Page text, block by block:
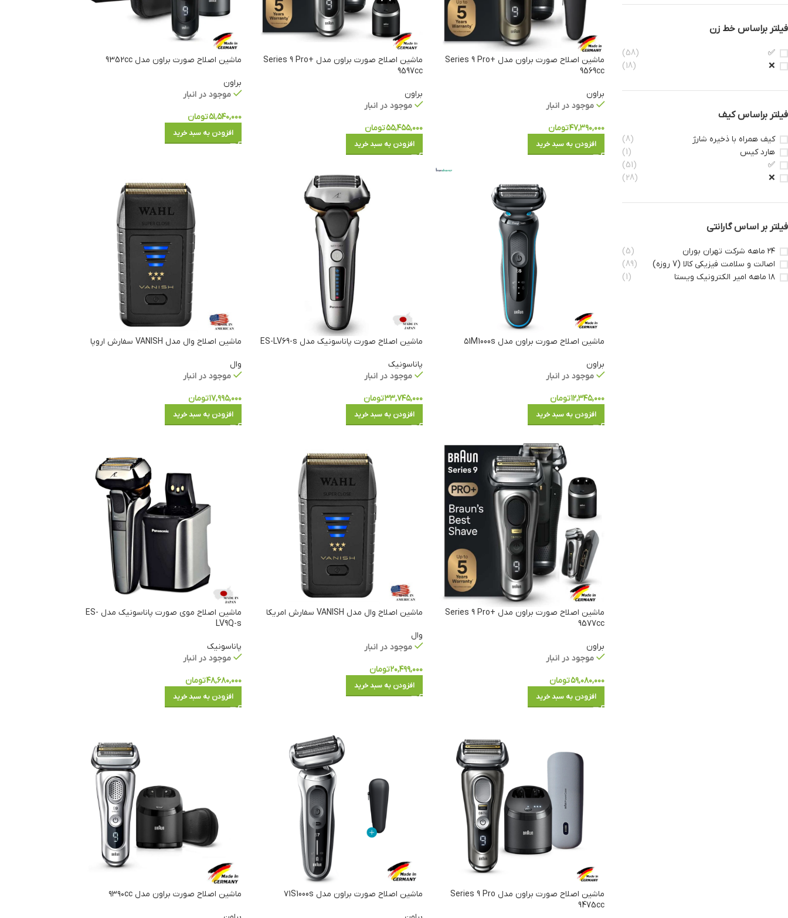
فیلتر براساس خط زن
✅
(58)
❌
(18)
فیلتر براساس کیف
کیف همراه با ذخیره شارژ
(8)
هارد کیس
(1)
✅
(51)
❌
(28)
فیلتر بر اساس گارانتی
۲۴ ماهه شرکت تهران بوران
(5)
اصالت و سلامت فیزیکی کالا (7 روزه)
(89)
۱۸ ماهه امیر الکترونیک ویستا
(1)
ماشین اصلاح صورت براون مدل Series 9 Pro+
9569cc
براون
موجود در انبار
۴۷,۳۹۰,۰۰۰تومان
افزودن به سبد خرید
ماشین اصلاح صورت براون مدل Series 9 Pro+
9597cc
براون
موجود در انبار
۵۵,۴۵۵,۰۰۰تومان
افزودن به سبد خرید
ماشین اصلاح صورت براون مدل 9352cc
براون
موجود در انبار
۵۱,۵۴۰,۰۰۰تومان
افزودن به سبد خرید
ماشین اصلاح صورت براون مدل ۵1M1000s
براون
موجود در انبار
۱۲,۳۴۵,۰۰۰تومان
افزودن به سبد خرید
ماشین اصلاح صورت پاناسونیک مدل ES-LV69-s
پاناسونیک
موجود در انبار
۳۳,۷۴۵,۰۰۰تومان
افزودن به سبد خرید
ماشین اصلاح وال مدل VANISH سفارش اروپا
وال
موجود در انبار
۱۷,۹۹۵,۰۰۰تومان
افزودن به سبد خرید
ماشین اصلاح صورت براون مدل Series 9 Pro+
9577cc
براون
موجود در انبار
۵۹,۰۸۰,۰۰۰تومان
افزودن به سبد خرید
ماشین اصلاح وال مدل VANISH سفارش امریکا
وال
موجود در انبار
۲۰,۴۹۹,۰۰۰تومان
افزودن به سبد خرید
ماشین اصلاح موی صورت پاناسونیک مدل ES-
LV9Q-s
پاناسونیک
موجود در انبار
۴۸,۶۸۰,۰۰۰تومان
افزودن به سبد خرید
ماشین اصلاح صورت براون مدل Series 9 Pro
9475cc
ماشین اصلاح صورت براون مدل ۷1S1000s ماشین اصلاح صورت براون مدل ۹۳۹۰cc